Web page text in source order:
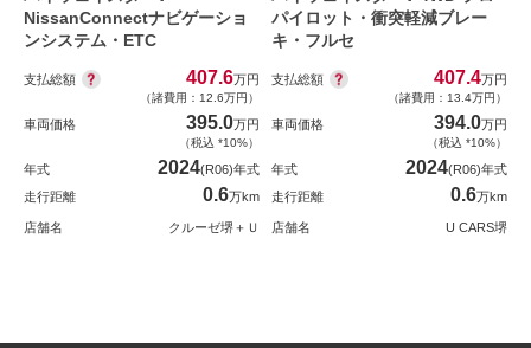
NissanConnectナビゲーショ
ンシステム・ETC
支払総額 407.6万円
（諸費用：12.6万円）
車両価格 395.0万円
（税込 *10%）
年式 2024(R06)年式
走行距離
0.6万km
店舗名 クルーゼ堺＋Ｕ
パイロット・衝突軽減ブレー
キ・フルセ
支払総額 407.4万円
（諸費用：13.4万円）
車両価格 394.0万円
（税込 *10%）
年式 2024(R06)年式
走行距離
0.6万km
店舗名 U CARS堺